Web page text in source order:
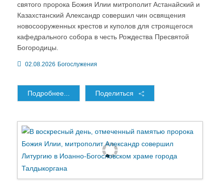
святого пророка Божия Илии митрополит Астанайский и
Казахстанский Александр совершил чин освящения
новосооруженных крестов и куполов для строящегося
кафедрального собора в честь Рождества Пресвятой
Богородицы.
02.08.2026 Богослужения
Подробнее... Поделиться